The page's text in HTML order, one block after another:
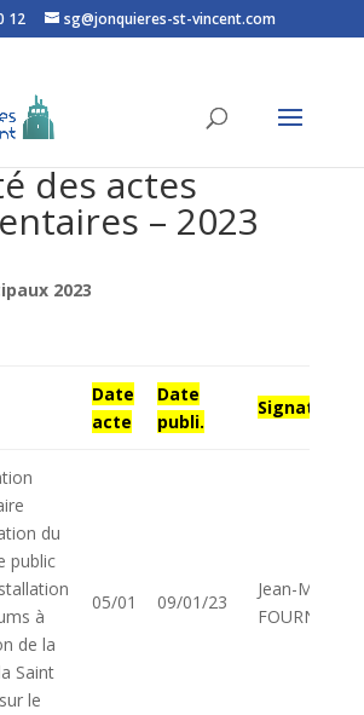
12 sg@jonquieres-st-vincent.com
des actes
– 2023
2023
Date
acte
Date
publi.
Signataire
du
public
à
de la
Saint
le
05/01 09/01/23
Jean-Marie
FOURNIER